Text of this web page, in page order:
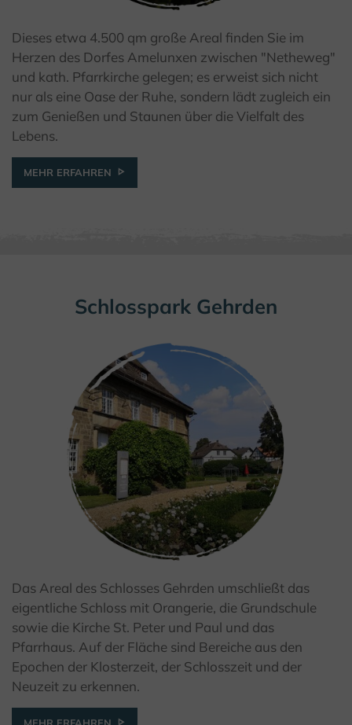
© Kulturland Kreis Höxter / F. Grawe
Dieses etwa 4.500 qm große Areal finden Sie im
Herzen des Dorfes Amelunxen zwischen "Netheweg"
und kath. Pfarrkirche gelegen; es erweist sich nicht
nur als eine Oase der Ruhe, sondern lädt zugleich ein
zum Genießen und Staunen über die Vielfalt des
Lebens.
MEHR ERFAHREN
Schlosspark Gehrden
© Kulturland Kreis Höxter / K. Krajewski
Das Areal des Schlosses Gehrden umschließt das
eigentliche Schloss mit Orangerie, die Grundschule
sowie die Kirche St. Peter und Paul und das
Pfarrhaus. Auf der Fläche sind Bereiche aus den
Epochen der Klosterzeit, der Schlosszeit und der
Neuzeit zu erkennen.